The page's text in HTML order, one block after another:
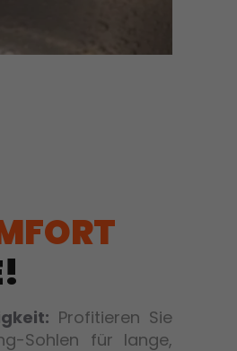
Profitieren Sie
Sohlen für lange,